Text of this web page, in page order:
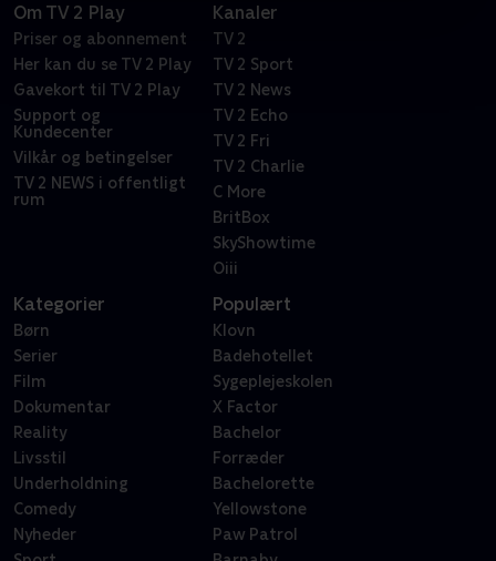
Om TV 2 Play
Priser og abonnement
Her kan du se TV 2 Play
Gavekort til TV 2 Play
Support og
Kundecenter
Vilkår og betingelser
TV 2 NEWS i offentligt
rum
Kanaler
TV 2
TV 2 Sport
TV 2 News
TV 2 Echo
TV 2 Fri
TV 2 Charlie
C More
BritBox
SkyShowtime
Oiii
Kategorier
Børn
Serier
Film
Dokumentar
Reality
Livsstil
Underholdning
Comedy
Nyheder
Populært
Klovn
Badehotellet
Sygeplejeskolen
X Factor
Bachelor
Forræder
Bachelorette
Yellowstone
Paw Patrol